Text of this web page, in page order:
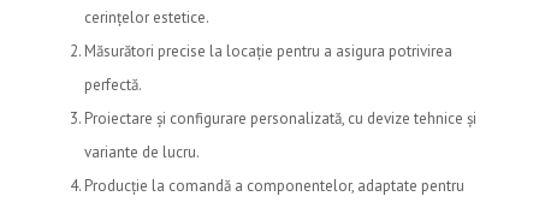
cerințelor estetice.
Măsurători precise la locație pentru a asigura potrivirea
perfectă.
Proiectare și configurare personalizată, cu devize tehnice și
variante de lucru.
Producție la comandă a componentelor, adaptate pentru